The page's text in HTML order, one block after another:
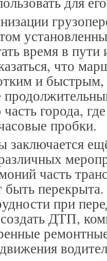
время в пути
что
и быстрым,
города,
пробки.
заключается
часть
быть
при
ДТП,